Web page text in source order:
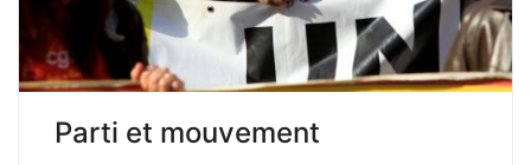
Parti et mouvement